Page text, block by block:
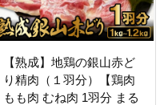
【熟成】地鶏の銀山赤ど
り精肉（１羽分）【鶏肉
もも肉 むね肉 1羽分 まる